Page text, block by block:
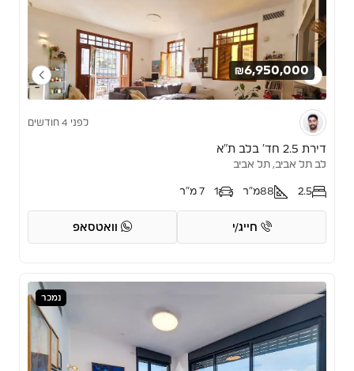
₪6,950,000
לפני 4 חודשים
דירת 2.5 חד’ בלב ת”א
לב תל אביב, תל אביב
2.5
88מ"ר 1 7 מ"ר
חייג/י וואטסאפ
נמכר